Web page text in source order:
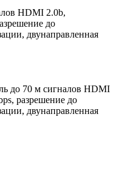
HDMI 2.0b,
до
двунаправленная
до 70 м сигналов HDMI
разрешение до
двунаправленная